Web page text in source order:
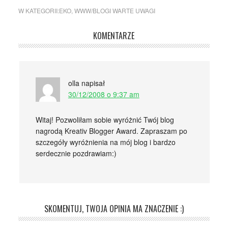
ogrodu? Temat powraca
widzę, że i do nas dotarł.
Poznaniu potwierdziła w
przeprowadzeniu
eksperymentu, coś…
W KATEGORII:EKO, WWW/BLOGI WARTE UWAGI
KOMENTARZE
olla napisał
30/12/2008 o 9:37 am
Witaj! Pozwoliłam sobie wyróżnić Twój blog
nagrodą Kreativ Blogger Award. Zapraszam po
szczegóły wyróżnienia na mój blog i bardzo
serdecznie pozdrawiam:)
SKOMENTUJ, TWOJA OPINIA MA ZNACZENIE :)